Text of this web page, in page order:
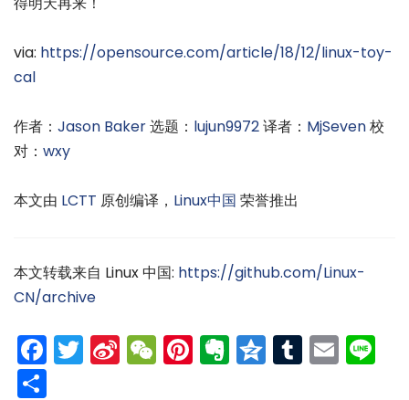
via: https://opensource.com/article/18/12/linux-toy-
cal
作者： Jason Baker选题： lujun9972译者： MjSeven校
对： wxy
本文由 LCTT 原创编译， Linux中国 荣誉推出
本文转载来自 Linux 中国: https://github.com/Linux-
CN/archive
Facebook
Twitter
Sina
Weibo
WeChat
Pinterest
Evernote
Qzone
Tumblr